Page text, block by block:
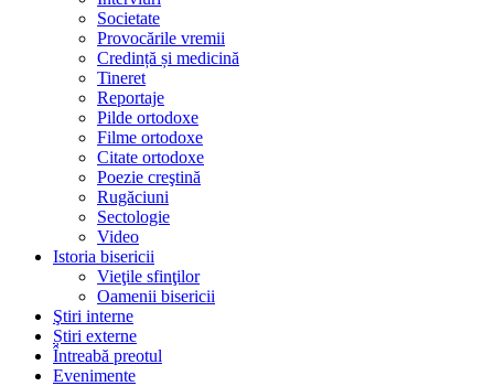
Societate
Provocările vremii
Credință și medicină
Tineret
Reportaje
Pilde ortodoxe
Filme ortodoxe
Citate ortodoxe
Poezie creştină
Rugăciuni
Sectologie
Video
Istoria bisericii
Vieţile sfinţilor
Oamenii bisericii
Ştiri interne
Știri externe
Întreabă preotul
Evenimente